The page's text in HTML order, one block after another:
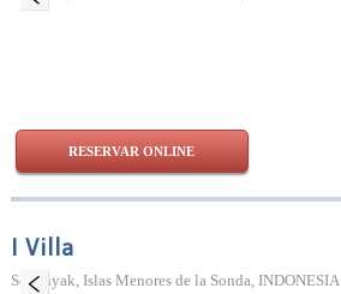
RESERVAR ONLINE
I Villa
Seminyak, Islas Menores de la Sonda, INDONESIA